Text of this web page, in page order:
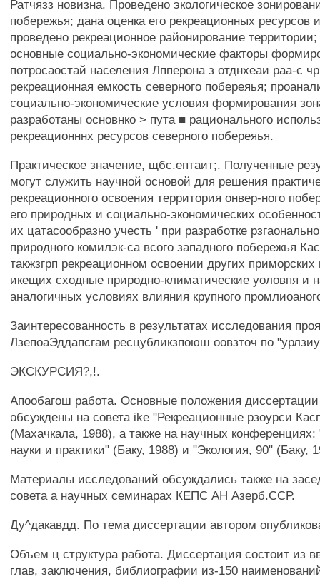
Ратчязз новизна. Проведено экологическое
побережья; дана оценка его рекреационных ресурсов
проведено рекреационное районирование
основные социально-экономические факторы
потросаостай населения Лпперона з отднхеаи раа-с
рекреационная емкость северного побереяья;
социально-экономические условия формирования
разработаны основнко > пута ■ рационального
рекреационннх ресурсов северного побереяья.
Практическое значение, щбс.ептаит;. Полученные
могут служить научной основой для решения
рекреационного освоения территория онвер-ного
его природных и социально-экономических
их цатасообразно учесть ' при разработке
природного комилэк-са всого западного побережья
такжзгрп рекреационном освоении других приморских
икещих сходные природно-климатические уоловпя и
аналогичных условиях влияния крупного
Заинтересованность в результатах исследования
ЛзепоаЭддапсгам ресцубликзпоюш оовзточ по
ЭКСКУРСИЯ?,!.
Апообагош работа. Основные положения
обсуждены на совета ike "Рекреационные рзоурси
(Махачкала, 1988), а также на научных
науки и практики" (Баку, 1988) и "Экология, 90" (Баку,
Материалы исследований обсуждались также на
совета а научных семинарах КЕПС АН Азерб.ССР.
Ду^дакавдд. По тема диссертации автором
Объем ц структура работа. Диссертация состоит из
глав, заключения, библиографии из-150